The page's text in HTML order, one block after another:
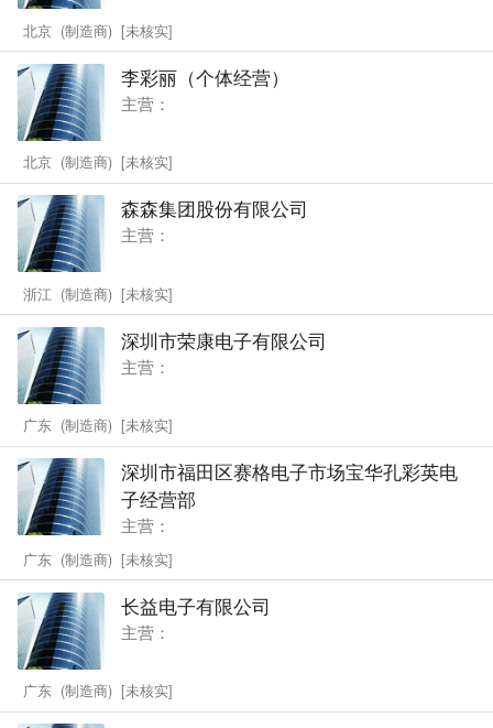
北京 (制造商) [未核实]
李彩丽（个体经营）
主营：
北京 (制造商) [未核实]
森森集团股份有限公司
主营：
浙江 (制造商) [未核实]
深圳市荣康电子有限公司
主营：
广东 (制造商) [未核实]
深圳市福田区赛格电子市场宝华孔彩英电
子经营部
主营：
广东 (制造商) [未核实]
长益电子有限公司
主营：
广东 (制造商) [未核实]